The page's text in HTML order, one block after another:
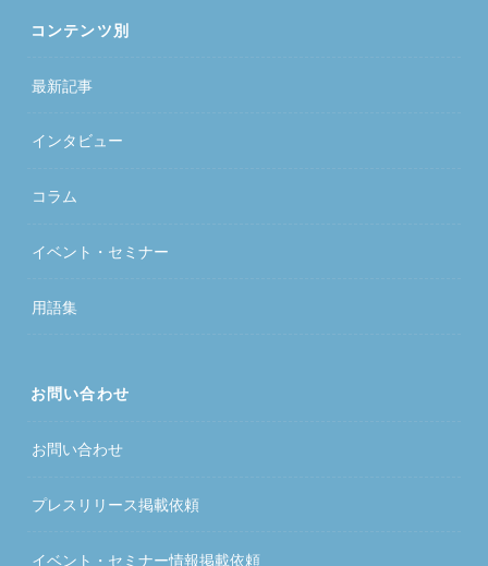
コンテンツ別
最新記事
インタビュー
コラム
イベント・セミナー
用語集
お問い合わせ
お問い合わせ
プレスリリース掲載依頼
イベント・セミナー情報掲載依頼